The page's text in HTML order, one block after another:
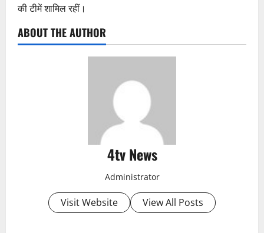
की टीमें शामिल रहीं।
ABOUT THE AUTHOR
4tv News
Administrator
Visit Website View All Posts